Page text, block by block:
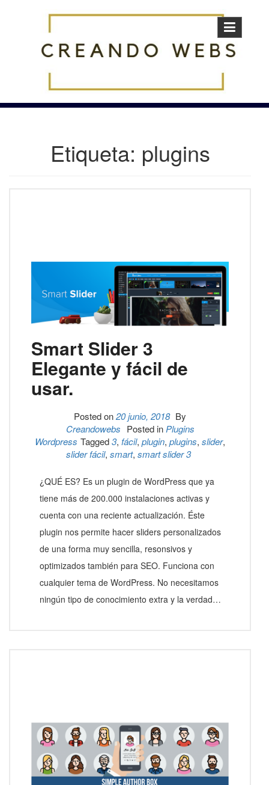
Etiqueta: plugins
Smart Slider 3
Elegante y fácil de
usar.
Posted on20 junio, 2018 By
Creandowebs Posted inPlugins
Wordpress Tagged3, fácil, plugin, plugins, slider,
slider fácil, smart, smart slider 3
¿QUÉ ES? Es un plugin de WordPress que ya
tiene más de 200.000 instalaciones activas y
cuenta con una reciente actualización. Éste
plugin nos permite hacer sliders personalizados
de una forma muy sencilla, resonsivos y
optimizados también para SEO. Funciona con
cualquier tema de WordPress. No necesitamos
ningún tipo de conocimiento extra y la verdad…